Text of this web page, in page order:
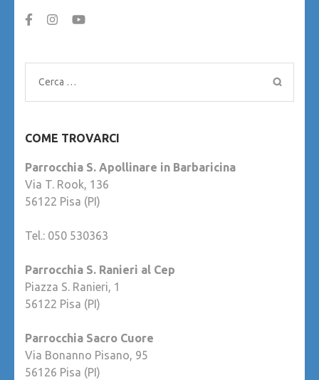
Ricerca
per:
COME TROVARCI
Parrocchia S. Apollinare in Barbaricina
Via T. Rook, 136
56122 Pisa (PI)
Tel.: 050 530363
Parrocchia S. Ranieri al Cep
Piazza S. Ranieri, 1
56122 Pisa (PI)
Parrocchia Sacro Cuore
Via Bonanno Pisano, 95
56126 Pisa (PI)